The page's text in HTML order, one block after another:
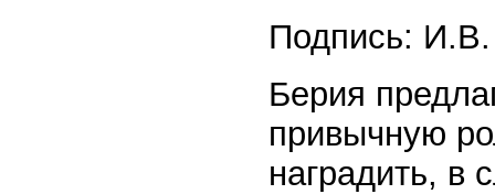
Подпись:
Берия
привычную
наградить, в